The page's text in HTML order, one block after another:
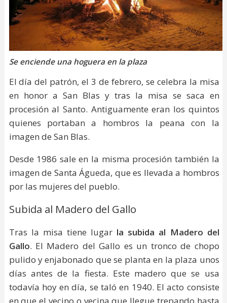
Se enciende una hoguera en la plaza
El día del patrón, el 3 de febrero, se celebra la misa
en honor a San Blas y tras la misa se saca en
procesión al Santo. Antiguamente eran los quintos
quienes portaban a hombros la peana con la
imagen de San Blas.
Desde 1986 sale en la misma procesión también la
imagen de Santa Águeda, que es llevada a hombros
por las mujeres del pueblo.
Subida al Madero del Gallo
Tras la misa tiene lugar la subida al Madero del
Gallo. El Madero del Gallo es un tronco de chopo
pulido y enjabonado que se planta en la plaza unos
días antes de la fiesta. Este madero que se usa
todavía hoy en día, se taló en 1940. El acto consiste